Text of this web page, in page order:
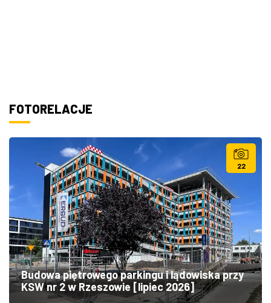
FOTORELACJE
22
Budowa piętrowego parkingu i lądowiska przy
KSW nr 2 w Rzeszowie [lipiec 2026]